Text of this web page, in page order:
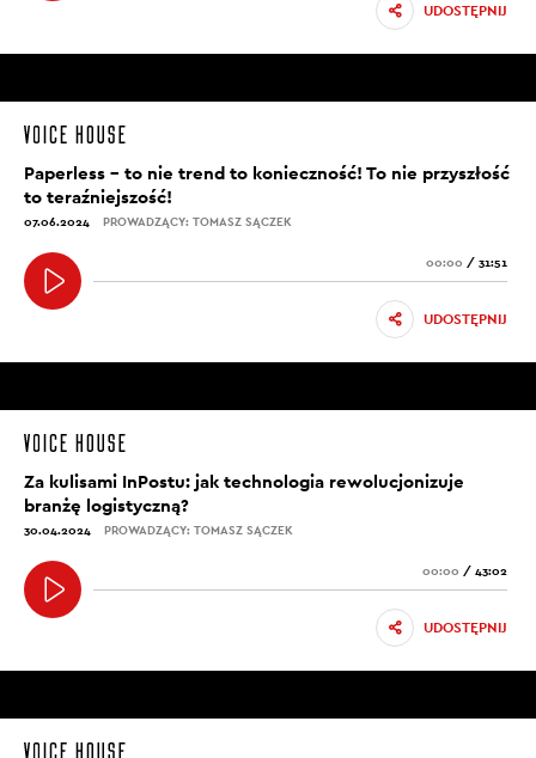
UDOSTĘPNIJ
Paperless – to nie trend to konieczność! To nie przyszłość
to teraźniejszość!
07.06.2024 PROWADZĄCY: TOMASZ SĄCZEK
00:00 / 31:51
UDOSTĘPNIJ
Za kulisami InPostu: jak technologia rewolucjonizuje
branżę logistyczną?
30.04.2024 PROWADZĄCY: TOMASZ SĄCZEK
00:00 / 43:02
UDOSTĘPNIJ